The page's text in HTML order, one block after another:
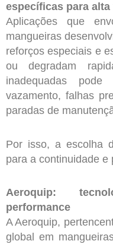
específicas para
Aplicações que
mangueiras
reforços especiais e
ou degradam
inadequadas
vazamento, falhas
paradas de
Por isso, a escolha
para a continuidade e
Aeroquip:
performance
A Aeroquip,
global em